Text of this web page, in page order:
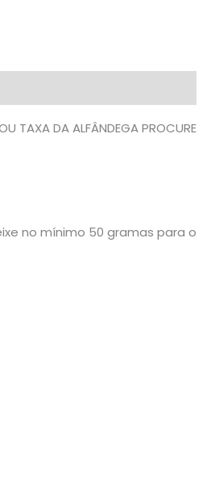
TAXA DA ALFÂNDEGA PROCURE
no mínimo 50 gramas para o